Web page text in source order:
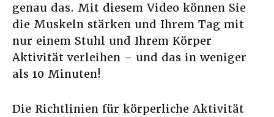
genau das. Mit diesem Video können Sie
die Muskeln stärken und Ihrem Tag mit
nur einem Stuhl und Ihrem Körper
Aktivität verleihen – und das in weniger
als 10 Minuten!
Die Richtlinien für körperliche Aktivität